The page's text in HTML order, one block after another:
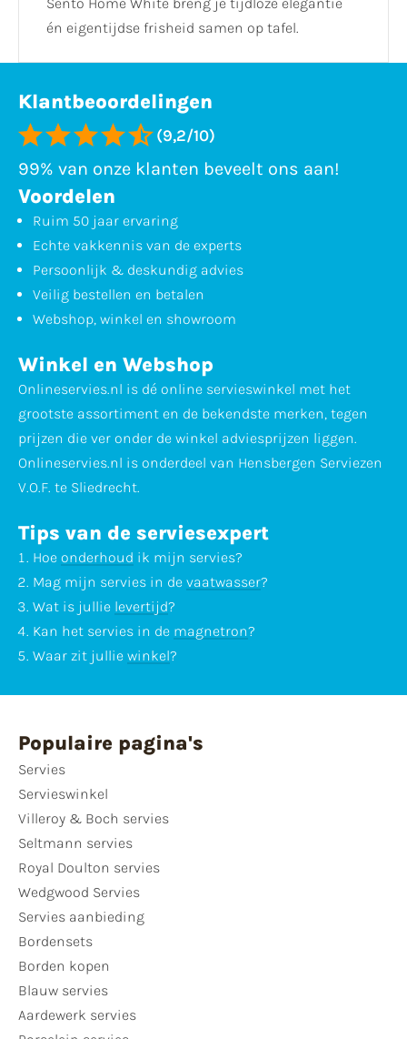
én eigentijdse frisheid samen op tafel.
Klantbeoordelingen
(9,2/10)
99% van onze klanten beveelt ons aan!
Voordelen
Ruim 50 jaar ervaring
Echte vakkennis van de experts
Persoonlijk & deskundig advies
Veilig bestellen en betalen
Webshop, winkel en showroom
Winkel en Webshop
Onlineservies.nl is dé online servieswinkel met het
grootste assortiment en de bekendste merken, tegen
prijzen die ver onder de winkel adviesprijzen liggen.
Onlineservies.nl is onderdeel van Hensbergen Serviezen
V.O.F. te Sliedrecht.
Tips van de serviesexpert
Hoe onderhoud ik mijn servies?
Mag mijn servies in de vaatwasser?
Wat is jullie levertijd?
Kan het servies in de magnetron?
Waar zit jullie winkel?
Populaire pagina's
Servies
Servieswinkel
Villeroy & Boch servies
Seltmann servies
Royal Doulton servies
Wedgwood Servies
Servies aanbieding
Bordensets
Borden kopen
Blauw servies
Aardewerk servies